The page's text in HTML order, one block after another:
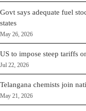
Govt says adequate fuel
states
May 26, 2026
US to impose steep tariffs
Jul 22, 2026
Telangana chemists join
May 21, 2026